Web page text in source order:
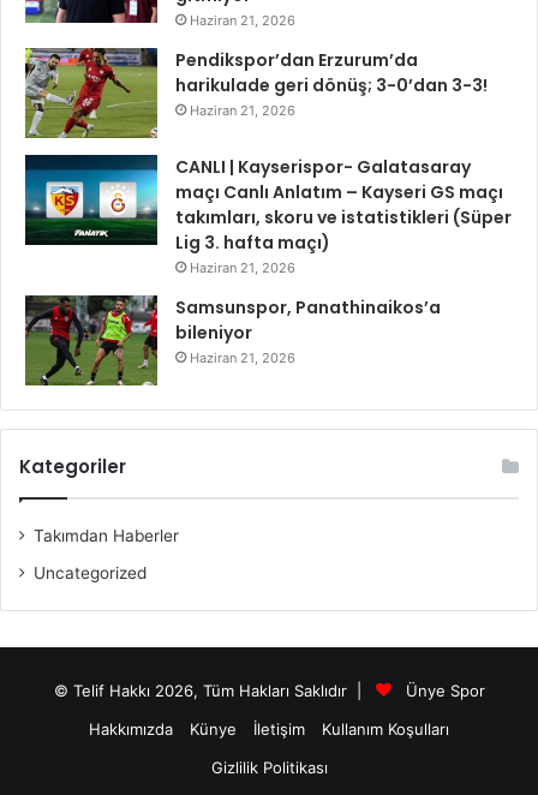
Haziran 21, 2026
Pendikspor’dan Erzurum’da
harikulade geri dönüş; 3-0’dan 3-3!
Haziran 21, 2026
CANLI | Kayserispor- Galatasaray
maçı Canlı Anlatım – Kayseri GS maçı
takımları, skoru ve istatistikleri (Süper
Lig 3. hafta maçı)
Haziran 21, 2026
Samsunspor, Panathinaikos’a
bileniyor
Haziran 21, 2026
Kategoriler
Takımdan Haberler
Uncategorized
© Telif Hakkı 2026, Tüm Hakları Saklıdır |
Ünye Spor
Hakkımızda
Künye İletişim
Kullanım Koşulları
Gizlilik Politikası